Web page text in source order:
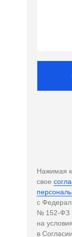
Нажимая
свое
с
№ 152-ФЗ
на
в